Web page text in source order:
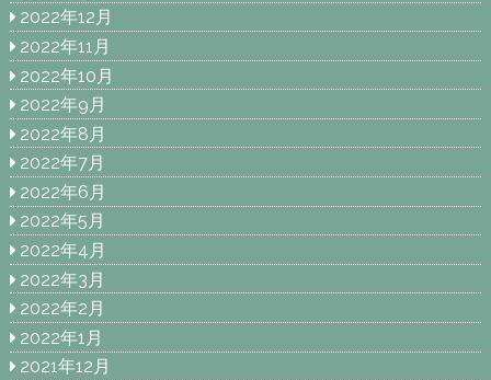
2022年12月
2022年11月
2022年10月
2022年9月
2022年8月
2022年7月
2022年6月
2022年5月
2022年4月
2022年3月
2022年2月
2022年1月
2021年12月